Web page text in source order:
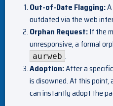
Out-of-Date Flagging:
outdated via the web
Orphan Request:If the
unresponsive, a formal
aurweb .
Adoption:After a
is disowned. At this point,
can instantly adopt the